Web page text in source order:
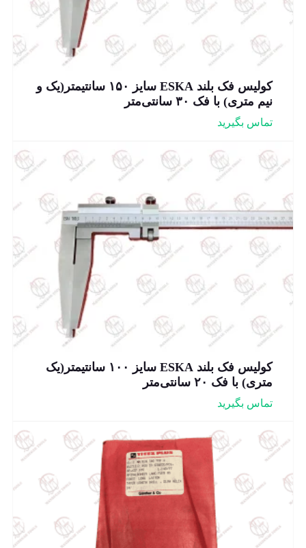
کولیس فک بلند ESKA سایز ۱۵۰ سانتیمتر(یک و
نیم متری) با فک ۳۰ سانتی‌متر
تماس بگیرید
کولیس فک بلند ESKA سایز ۱۰۰ سانتیمتر(یک
متری) با فک ۲۰ سانتی‌متر
تماس بگیرید